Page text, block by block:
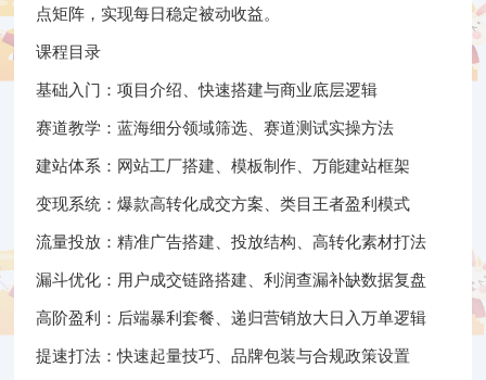
点矩阵，实现每日稳定被动收益。
课程目录
基础入门：项目介绍、快速搭建与商业底层逻辑
赛道教学：蓝海细分领域筛选、赛道测试实操方法
建站体系：网站工厂搭建、模板制作、万能建站框架
变现系统：爆款高转化成交方案、类目王者盈利模式
流量投放：精准广告搭建、投放结构、高转化素材打法
漏斗优化：用户成交链路搭建、利润查漏补缺数据复盘
高阶盈利：后端暴利套餐、递归营销放大日入万单逻辑
提速打法：快速起量技巧、品牌包装与合规政策设置